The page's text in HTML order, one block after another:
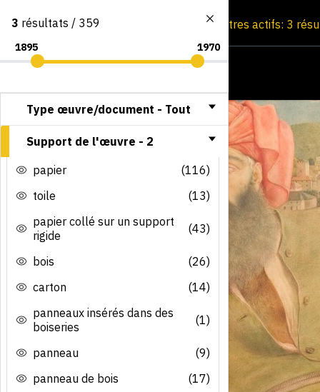
Consultation par image Filtres actifs: 3
3 résultats / 359
Type œuvre/document - Tout
Support de l'œuvre - 2
papier
(116)
toile
(13)
papier collé sur un support
rigide
(43)
bois
(26)
carton
(14)
panneaux insérés dans des
boiseries
(1)
panneau
(9)
panneau de bois
(17)